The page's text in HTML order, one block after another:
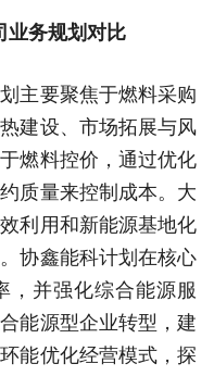
业务规划对比
主要聚焦于燃料采购
建设、市场拓展与风
燃料控价，通过优化
质量来控制成本。大
利用和新能源基地化
协鑫能科计划在核心
，并强化综合能源服
能源型企业转型，建
能优化经营模式，探